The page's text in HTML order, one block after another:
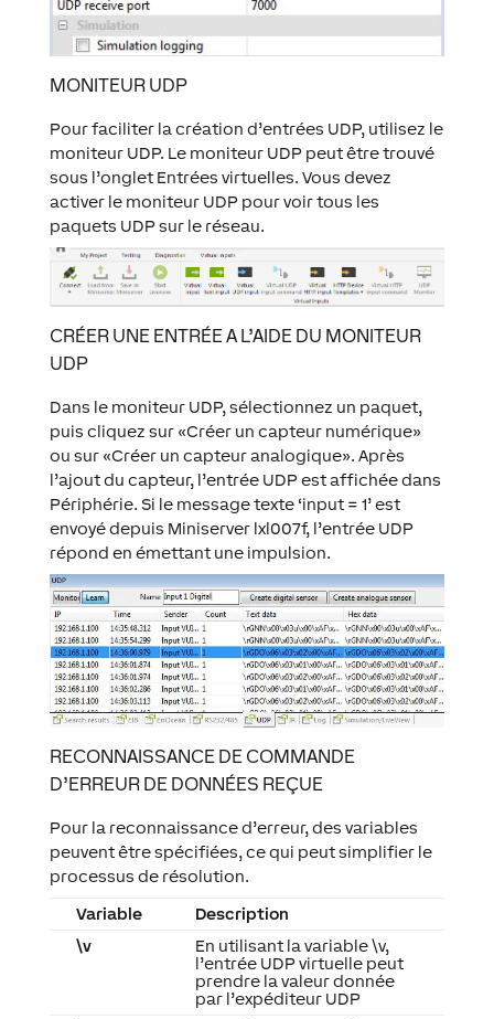
MONITEUR UDP
Pour faciliter la création d’entrées UDP, utilisez le
moniteur UDP. Le moniteur UDP peut être trouvé
sous l’onglet Entrées virtuelles. Vous devez
activer le moniteur UDP pour voir tous les
paquets UDP sur le réseau.
CRÉER UNE ENTRÉE A L’AIDE DU MONITEUR
UDP
Dans le moniteur UDP, sélectionnez un paquet,
puis cliquez sur «Créer un capteur numérique»
ou sur «Créer un capteur analogique». Après
l’ajout du capteur, l’entrée UDP est affichée dans
Périphérie. Si le message texte ‘input = 1’ est
envoyé depuis Miniserver lxl007f, l’entrée UDP
répond en émettant une impulsion.
RECONNAISSANCE DE COMMANDE
D’ERREUR DE DONNÉES REÇUE
Pour la reconnaissance d’erreur, des variables
peuvent être spécifiées, ce qui peut simplifier le
processus de résolution.
Variable
Description
\v
En utilisant la variable \v,
l’entrée UDP virtuelle peut
prendre la valeur donnée
par l’expéditeur UDP